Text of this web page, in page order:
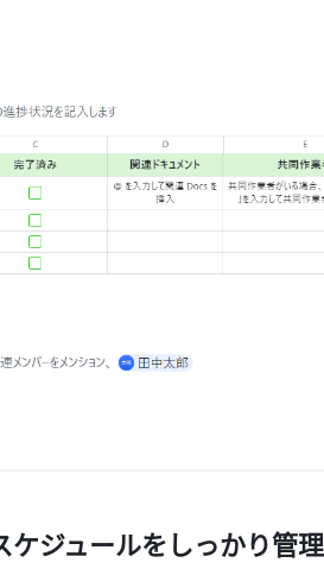
ジュールをしっかり管理